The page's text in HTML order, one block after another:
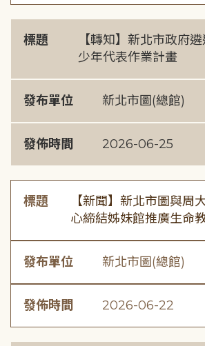
標題
【轉知】新北市政府
少年代表作業計畫
發布單位 新北市圖(總館)
發佈時間 2026-06-25
標題
【新聞】新北市圖與周
心締結姊妹館推廣生命
發布單位 新北市圖(總館)
發佈時間 2026-06-22